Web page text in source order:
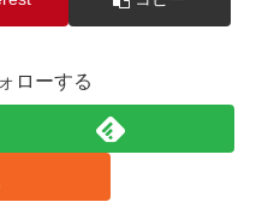
ローする